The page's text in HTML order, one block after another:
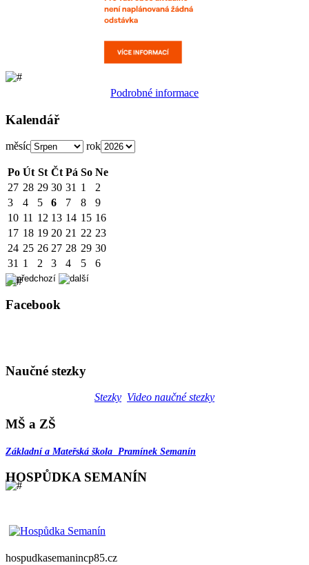
Podrobné informace
Kalendář
měsíc rok
Po Út St Čt Pá So Ne
27 28 29 30 31 1
2
3
4 5 6 7 8
9
10 11 12 13 14 15 16
17 18 19 20 21 22 23
24 25 26 27 28 29 30
31 1 2 3 4 5 6
Facebook
Naučné stezky
Stezky Video naučné stezky
MŠ a ZŠ
Základní a Mateřská škola Pramínek Semanín
HOSPŮDKA SEMANÍN
hospudkasemanincp85.cz